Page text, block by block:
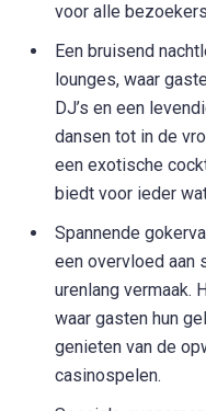
voor alle
Een bruisend
lounges, waar
DJ’s en een
dansen tot in de
een exotische
biedt voor ieder
Spannende
een overvloed aan
urenlang vermaak.
waar gasten hun
genieten van de
casinospelen.